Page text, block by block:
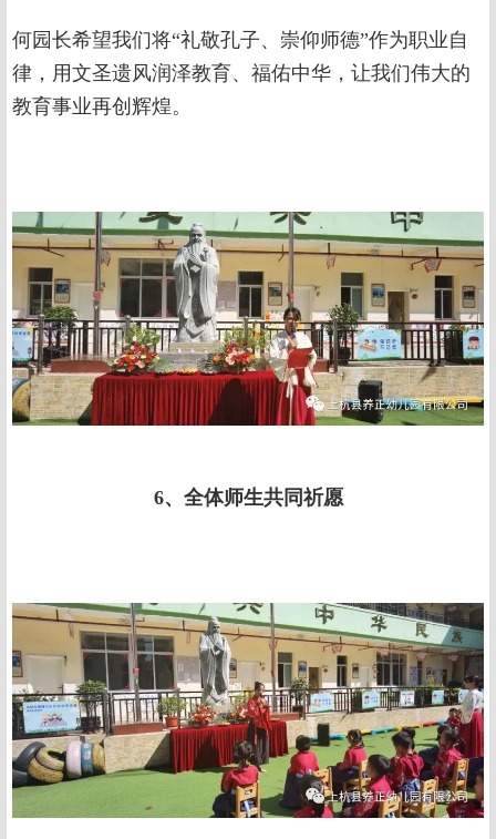
何园长希望我们将“礼敬孔子、崇仰师德”作为职业自
律，用文圣遗风润泽教育、福佑中华，让我们伟大的
教育事业再创辉煌。
6、全体师生共同祈愿